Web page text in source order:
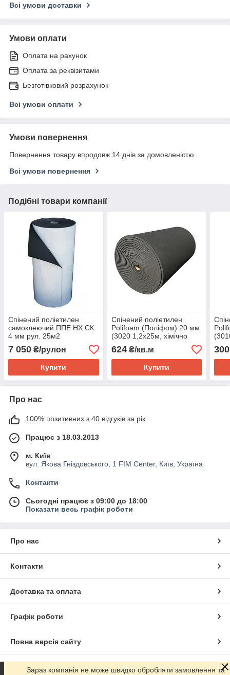
Всі умови доставки
Умови оплати
Оплата на рахунок
Оплата за реквізитами
Безготівковий розрахунок
Всі умови оплати
Умови повернення
Повернення товару впродовж 14 днів за домовленістю
Всі умови повернення
Подібні товари компанії
Спінений поліетилен
самоклеючий ППЕ НХ СК
4 мм рул. 25м2
7 050 ₴/рулон
Купити
Спінений поліетилен
Polifoam (Поліфом) 20 мм
(3020 1,2х25м, хімічно
зшитий ППЕ)
624₴/кв.м
Купити
300
Про нас
100% позитивних з 40 відгуків за рік
Працює з 18.03.2013
м. Київ
вул. Якова Гніздовського, 1 FIM Center, Київ, Україна
Контакти
Сьогодні працює з 09:00 до 18:00
Показати весь графік роботи
Про нас
Контакти
Доставка та оплата
Графік роботи
Повна версія сайту
Сайт створено на маркетплейсіProm.ua
Зараз компанія не може швидко обробляти замовлення та